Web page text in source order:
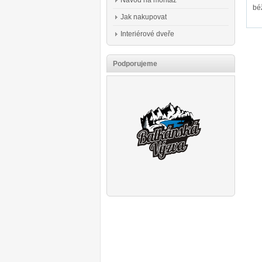
Jak nakupovat
Interiérové dveře
Podporujeme